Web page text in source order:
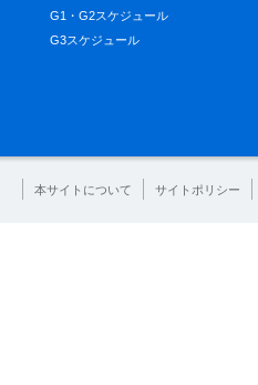
G1・G2スケジュール
G3スケジュール
本サイトについて サイトポリシー